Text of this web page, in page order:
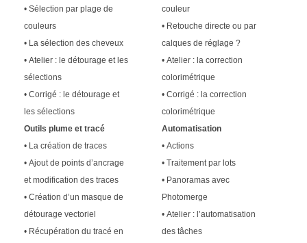
• Sélection par plage de
couleurs
• La sélection des cheveux
• Atelier : le détourage et les
sélections
• Corrigé : le détourage et
les sélections
Outils plume et tracé
• La création de traces
• Ajout de points d’ancrage
et modification des traces
• Création d’un masque de
détourage vectoriel
• Récupération du tracé en
couleur
• Retouche directe ou par
calques de réglage ?
• Atelier : la correction
colorimétrique
• Corrigé : la correction
colorimétrique
Automatisation
• Actions
• Traitement par lots
• Panoramas avec
Photomerge
• Atelier : l’automatisation
des tâches